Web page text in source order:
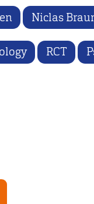
Niclas
RCT